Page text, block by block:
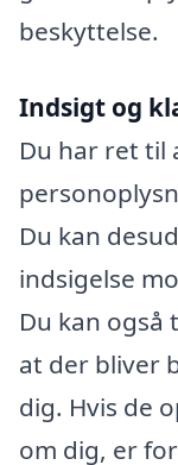
beskyttelse.
Indsigt og
Du har ret til
Du kan
indsigelse
Du kan også
at der bliver
dig. Hvis de
om dig, er